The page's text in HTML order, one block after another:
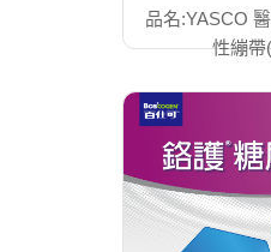
品名:YASCO
性繃帶